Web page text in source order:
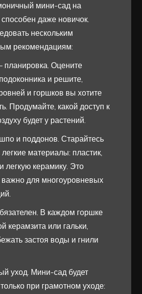
мини-сад на
даже новичок.
нескольким
рекомендациям:
планировка. Оцените
и решите,
и горшков вы хотите
Продумайте, какой доступ к
будет у растений.
и поддонов. Старайтесь
материалы: пластик,
легкую керамику. Это
для многоуровневых
В каждом горшке
керамзита или гальки,
застоя воды и гнили
уход. Мини-сад будет
при грамотном уходе: